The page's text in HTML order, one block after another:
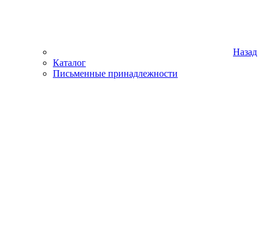
Назад
Каталог
Письменные принадлежности